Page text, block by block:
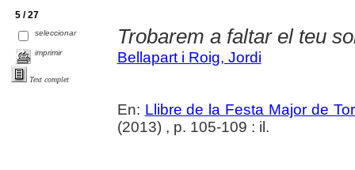
5 / 27
seleccionar
imprimir
Text complet
Trobarem a faltar el teu
Bellapart i Roig, Jordi
En: Llibre de la Festa Major de
(2013) , p. 105-109 : il.